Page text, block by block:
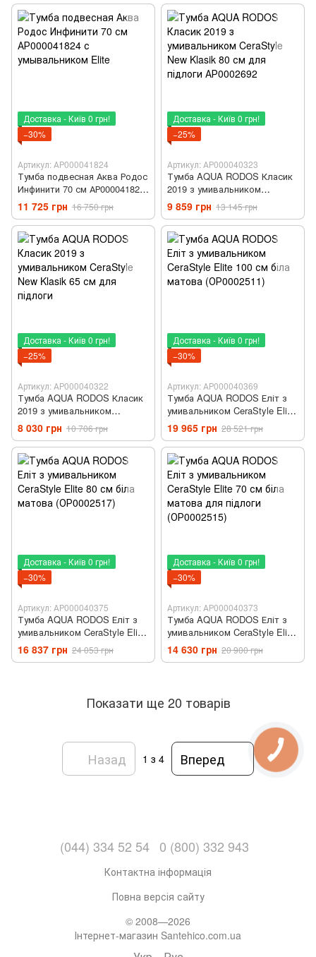
Доставка - Київ 0 грн!
−30%
Артикул: АР000041824
Тумба подвесная Аква Родос
Инфинити 70 см АР000041824
с умывальником Elite
11 725 грн 16 750 грн
Доставка - Київ 0 грн!
−25%
Артикул: АР000040323
Тумба AQUA RODOS Класик
2019 з умивальником
CeraStyle New Klasik 80 см
для підлоги АР0002692
9 859 грн 13 145 грн
Доставка - Київ 0 грн!
−25%
Артикул: АР000040322
Тумба AQUA RODOS Класик
2019 з умивальником
CeraStyle New Klasik 65 см
для підлоги
8 030 грн 10 706 грн
Доставка - Київ 0 грн!
−30%
Артикул: АР000040369
Тумба AQUA RODOS Еліт з
умивальником CeraStyle Elite
100 см біла матова
(ОР0002511)
19 965 грн 28 521 грн
Доставка - Київ 0 грн!
−30%
Артикул: АР000040375
Тумба AQUA RODOS Еліт з
умивальником CeraStyle Elite
80 см біла матова
(ОР0002517)
16 837 грн 24 053 грн
Доставка - Київ 0 грн!
−30%
Артикул: АР000040373
Тумба AQUA RODOS Еліт з
умивальником CeraStyle Elite
70 см біла матова для
підлоги (ОР0002515)
14 630 грн 20 900 грн
Показати ще 20 товарів
Назад 1 з 4 Вперед
(044) 334 52 54 0 (800) 332 943
Контактна інформація
Повна версія сайту
© 2008—2026
Інтернет-магазин Santehico.com.ua